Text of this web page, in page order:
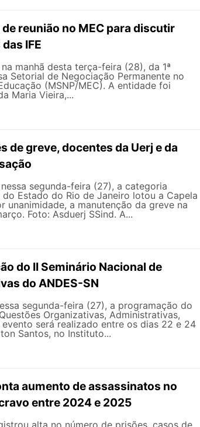
reunião no MEC para discutir
IFE
manhã desta terça-feira (28), da 1ª
Setorial de Negociação Permanente no
(MSNP/MEC). A entidade foi
Maria Vieira,...
de greve, docentes da Uerj e da
segunda-feira (27), a categoria
Estado do Rio de Janeiro lotou a Capela
unanimidade, a manutenção da greve na
Foto: Asduerj SSind. A...
do II Seminário Nacional de
do ANDES-SN
segunda-feira (27), a programação do
Organizativas, Administrativas,
evento será realizado entre os dias 22 e 24
Santos, no Instituto...
aumento de assassinatos no
entre 2024 e 2025
alta no número de prisões, casos de